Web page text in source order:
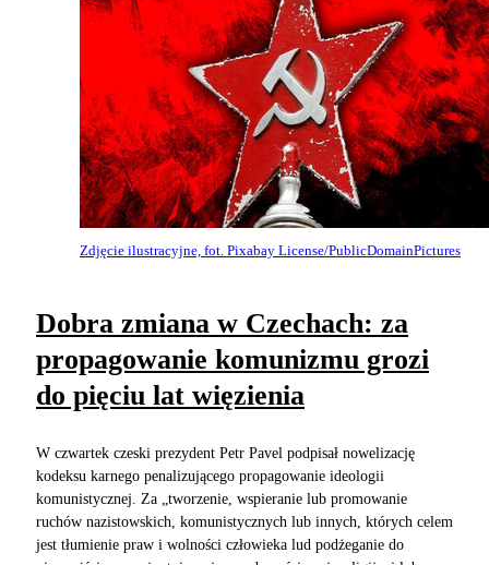
Zdjęcie ilustracyjne, fot. Pixabay License/PublicDomainPictures
Dobra zmiana w Czechach: za
propagowanie komunizmu grozi
do pięciu lat więzienia
W czwartek czeski prezydent Petr Pavel podpisał nowelizację
kodeksu karnego penalizującego propagowanie ideologii
komunistycznej. Za „tworzenie, wspieranie lub promowanie
ruchów nazistowskich, komunistycznych lub innych, których celem
jest tłumienie praw i wolności człowieka lud podżeganie do